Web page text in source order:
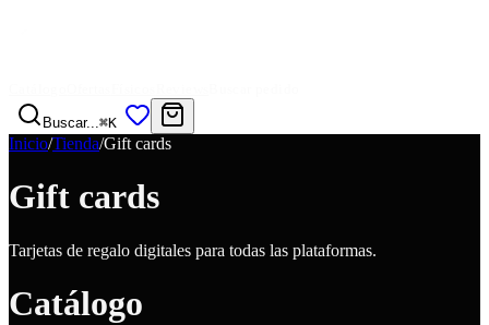
Buscar...⌘K
Inicio/Tienda/Gift cards
Gift cards
Tarjetas de regalo digitales para todas las plataformas.
Catálogo